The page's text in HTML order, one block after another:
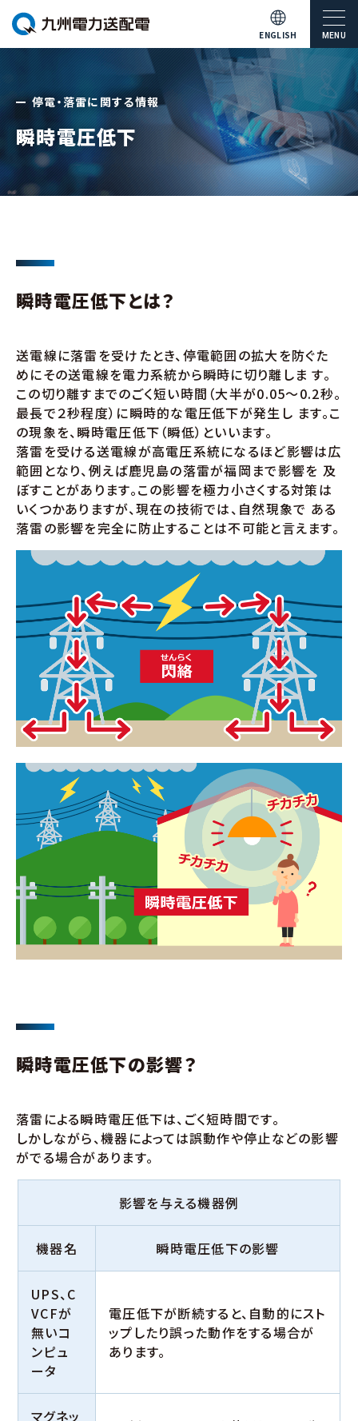
ENGLISH MENU
停電・落雷に関する情報
瞬時電圧低下
瞬時電圧低下とは？
送電線に落雷を受けたとき、停電範囲の拡大を防ぐた
めにその送電線を電力系統から瞬時に切り離しま す。
この切り離すまでのごく短い時間（大半が0.05～0.2秒。
最長で２秒程度）に瞬時的な電圧低下が発生し ます。こ
の現象を、瞬時電圧低下（瞬低）といいます。
落雷を受ける送電線が高電圧系統になるほど影響は広
範囲となり、例えば鹿児島の落雷が福岡まで影響を 及
ぼすことがあります。この影響を極力小さくする対策は
いくつかありますが、現在の技術では、自然現象で ある
落雷の影響を完全に防止することは不可能と言えます。
瞬時電圧低下の影響？
落雷による瞬時電圧低下は、ごく短時間です。
しかしながら、機器によっては誤動作や停止などの影響
がでる場合があります。
影響を与える機器例
機器名 瞬時電圧低下の影響
UPS、C
VCFが
無いコ
ンピュ
ータ
電圧低下が断続すると、自動的にスト
ップしたり誤った動作をする場合が
あります。
マグネッ